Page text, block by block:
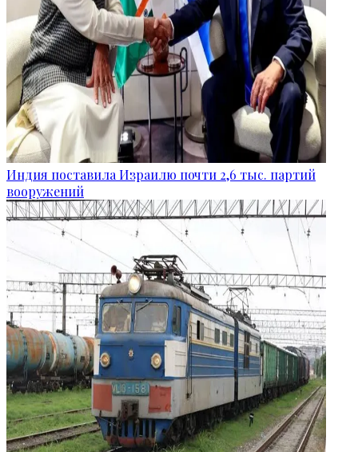
Индия поставила Израилю почти 2,6 тыс. партий
вооружений